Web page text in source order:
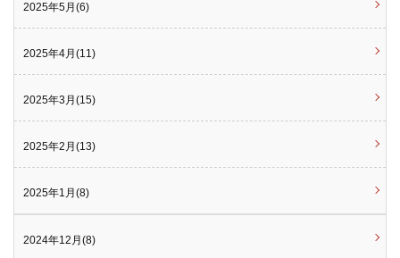
2025年5月(6)
2025年4月(11)
2025年3月(15)
2025年2月(13)
2025年1月(8)
2024年12月(8)